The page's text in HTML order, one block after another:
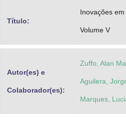
Título:
Inovações
Volume V
Autor(es) e
Colaborador(es):
Zuffo, Alan
Aguilera,
Marques,